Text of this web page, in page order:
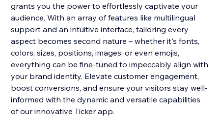
grants you the power to effortlessly captivate your
audience. With an array of features like multilingual
support and an intuitive interface, tailoring every
aspect becomes second nature – whether it's fonts,
colors, sizes, positions, images, or even emojis,
everything can be fine-tuned to impeccably align with
your brand identity. Elevate customer engagement,
boost conversions, and ensure your visitors stay well-
informed with the dynamic and versatile capabilities
of our innovative Ticker app.